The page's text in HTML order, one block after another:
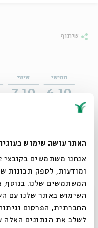
האתר עושה שימוש
ומודעות, לספק תכונות
המשתמשים שלנו. בנוסף,
השימוש באתר שלנו עם
החברתית, הפרסום
לשלב את הנתונים
שיתוף
סגור